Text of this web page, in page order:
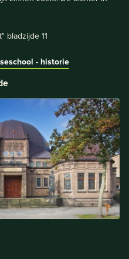
bladzijde 11
- historie